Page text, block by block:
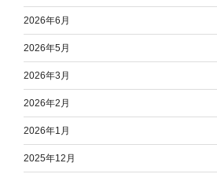
2026年6月
2026年5月
2026年3月
2026年2月
2026年1月
2025年12月